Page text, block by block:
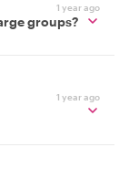
1 year ago
groups?
1 year ago